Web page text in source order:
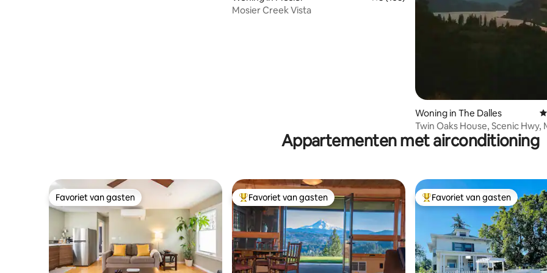
Mosier Creek Vista
Woning in The Dalles
Twin Oaks House, Scenic Hwy,
Appartementen met airconditioning
Favoriet van gasten
Favoriet van gasten Topfavoriet van gasten
Favoriet van gasten Topfavoriet van gasten
Favoriet van gasten